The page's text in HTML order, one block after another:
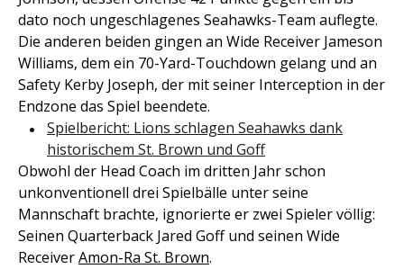
dato noch ungeschlagenes Seahawks-Team auflegte.
Die anderen beiden gingen an Wide Receiver Jameson
Williams, dem ein 70-Yard-Touchdown gelang und an
Safety Kerby Joseph, der mit seiner Interception in der
Endzone das Spiel beendete.
Spielbericht: Lions schlagen Seahawks dank
historischem St. Brown und Goff
Obwohl der Head Coach im dritten Jahr schon
unkonventionell drei Spielbälle unter seine
Mannschaft brachte, ignorierte er zwei Spieler völlig:
Seinen Quarterback Jared Goff und seinen Wide
ReceiverAmon-Ra St. Brown.